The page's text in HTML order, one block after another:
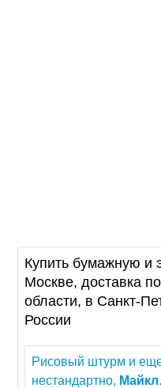
Купить бумажную и
Москве, доставка
области, в Санкт-
России
Рисовый штурм и
нестандартно, Майкл